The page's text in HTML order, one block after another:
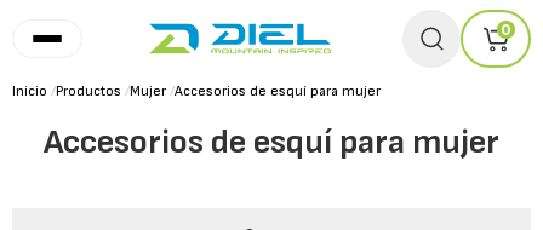
0
Inicio /Productos /Mujer /Accesorios de esquí para mujer
Accesorios de esquí para mujer